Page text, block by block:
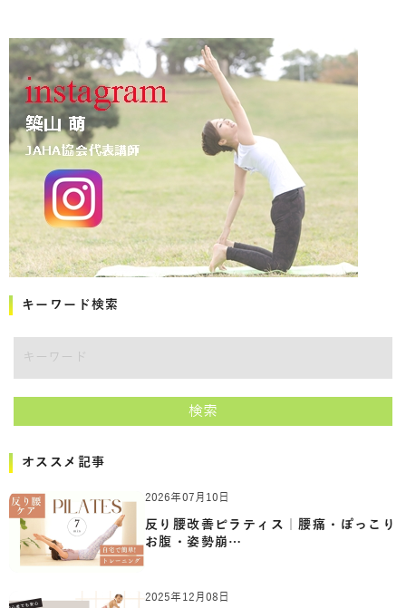
キーワード検索
検索
オススメ記事
2026年07月10日
反り腰改善ピラティス｜腰痛・ぽっこり
お腹・姿勢崩…
2025年12月08日